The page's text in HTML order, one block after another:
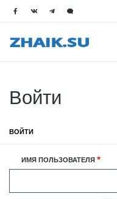
Войти
вкладки
ВОЙТИ
РЕГИСТРАЦИЯ
ИМЯ ПОЛЬЗОВАТЕЛЯ